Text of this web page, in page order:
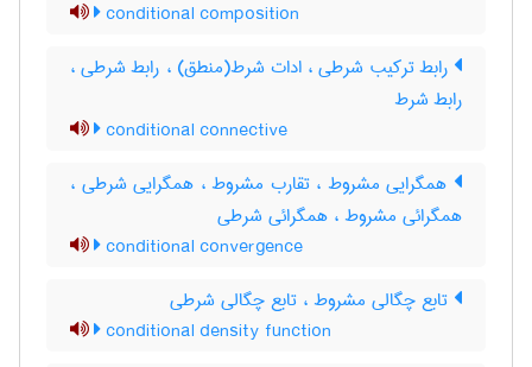
conditional composition
رابط ترکیب شرطی ، ادات شرط(منطق) ، رابط شرطی ،
رابط شرط
conditional connective
همگرایی مشروط ، تقارب مشروط ، همگرایی شرطی ،
همگرائی مشروط ، همگرائی شرطی
conditional convergence
تابع چگالی مشروط ، تابع چگالی شرطی
conditional density function